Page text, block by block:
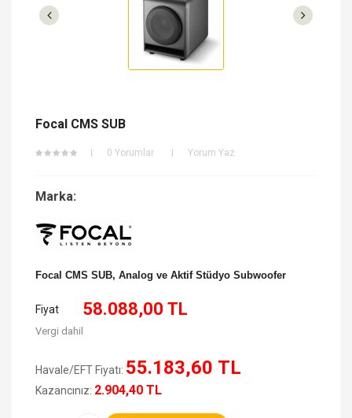
Focal CMS SUB
0 Yorumlar Yorum Yaz
Marka:
Focal CMS SUB, Analog ve Aktif Stüdyo Subwoofer
Fiyat 58.088,00 TL
Vergi dahil
Havale/EFT Fiyatı: 55.183,60 TL
Kazancınız: 2.904,40 TL